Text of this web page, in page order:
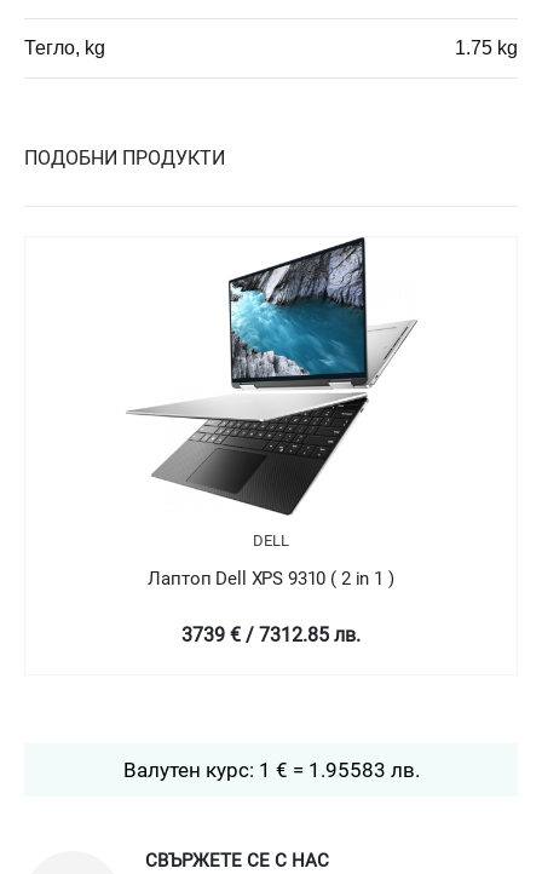
Тегло, kg 1.75 kg
ПОДОБНИ ПРОДУКТИ
DELL
Лаптоп Dell XPS 9310 ( 2 in 1 )
4758.99 € / 9307.78 лв.
Валутен курс: 1 € = 1.95583 лв.
СВЪРЖЕТЕ СЕ С НАС